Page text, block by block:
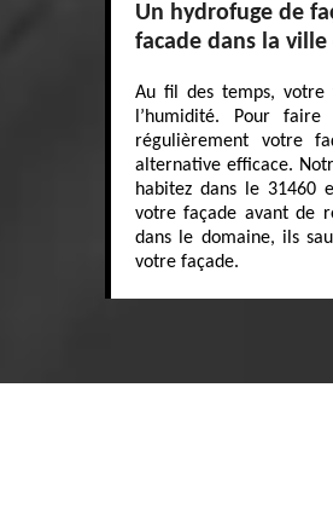
Un hydrofuge de
facade dans la ville
Au fil des temps, votre
l’humidité. Pour
régulièrement votre
alternative efficace.
habitez dans le 31460
votre façade avant de
dans le domaine, ils
votre façade.